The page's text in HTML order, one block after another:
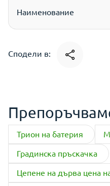
Наименование
Сподели в:
Трион на батерия
Градинска пръскачка
Цепене на дърва цена